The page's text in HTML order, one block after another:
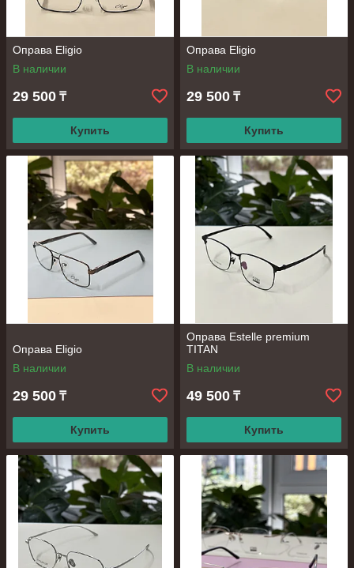
Оправа Eligio
В наличии
29 500 ₸
Купить
Оправа Eligio
В наличии
29 500 ₸
Купить
Оправа Eligio
В наличии
29 500 ₸
Купить
Оправа Estelle premium
TITAN
В наличии
49 500 ₸
Купить